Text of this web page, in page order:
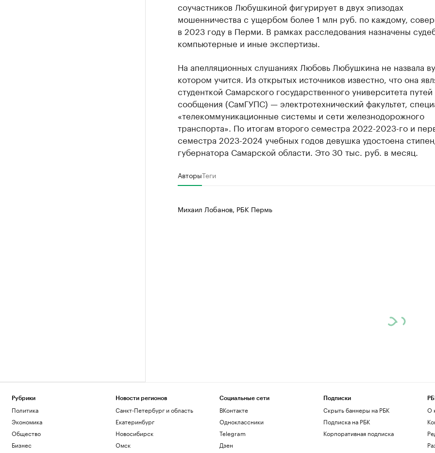
соучастников Любушкиной фигурирует в двух эпизодах
мошенничества с ущербом более 1 млн руб. по каждому,
в 2023 году в Перми. В рамках расследования назначены
компьютерные и иные экспертизы.
На апелляционных слушаниях Любовь Любушкина не назвала
котором учится. Из открытых источников известно, что она
студенткой Самарского государственного университета путей
сообщения (СамГУПС) — электротехнический факультет,
«телекоммуникационные системы и сети железнодорожного
транспорта». По итогам второго семестра 2022-2023-го и
семестра 2023-2024 учебных годов девушка удостоена
губернатора Самарской области. Это 30 тыс. руб. в месяц.
АвторыТеги
Михаил Лобанов, РБК Пермь
Рубрики
Политика
Экономика
Общество
Бизнес
Новости регионов
Санкт-Петербург и область
Екатеринбург
Новосибирск
Омск
Социальные сети
ВКонтакте
Одноклассники
Telegram
Дзен
Подписки
Скрыть баннеры на РБК
Подписка на РБК
Корпоративная подписка
О